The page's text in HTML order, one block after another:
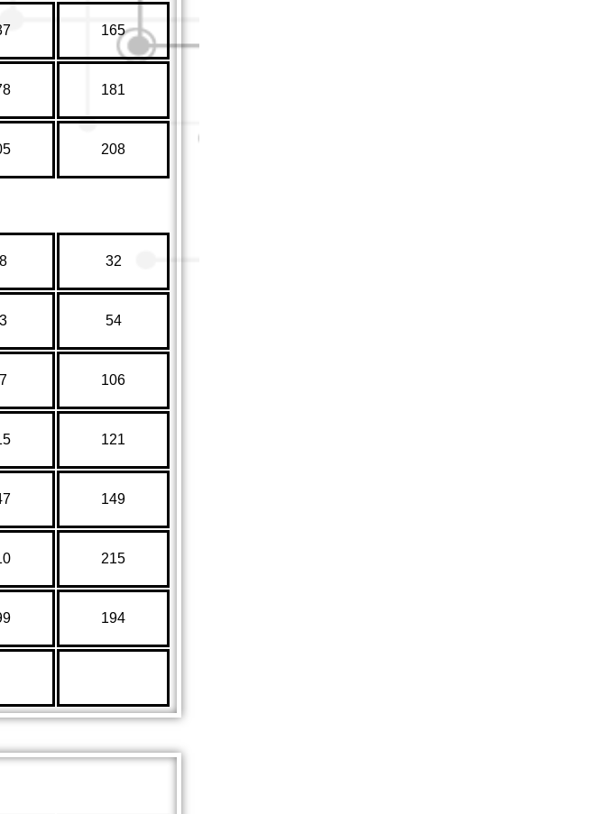
165
181
208
32
54
106
121
149
215
194